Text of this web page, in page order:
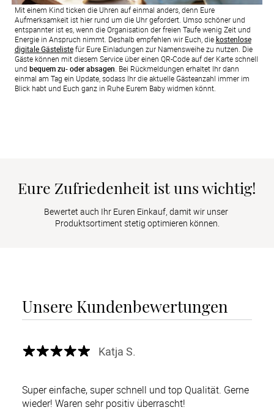
Mit einem Kind ticken die Uhren auf einmal anders, denn Eure
Aufmerksamkeit ist hier rund um die Uhr gefordert. Umso schöner und
entspannter ist es, wenn die Organisation der freien Taufe wenig Zeit und
Energie in Anspruch nimmt. Deshalb empfehlen wir Euch, diekostenlose
digitale Gästelistefür Eure Einladungen zur Namensweihe zu nutzen. Die
Gäste können mit diesem Service über einen QR-Code auf der Karte schnell
und bequem zu- oder absagen . Bei Rückmeldungen erhaltet Ihr dann
einmal am Tag ein Update, sodass Ihr die aktuelle Gästeanzahl immer im
Blick habt und Euch ganz in Ruhe Eurem Baby widmen könnt.
Eure Zufriedenheit ist uns wichtig!
Bewertet auch Ihr Euren Einkauf, damit wir unser
Produktsortiment stetig optimieren können.
Unsere Kundenbewertungen
Katja S.
Super einfache, super schnell und top Qualität. Gerne
wieder! Waren sehr positiv überrascht!